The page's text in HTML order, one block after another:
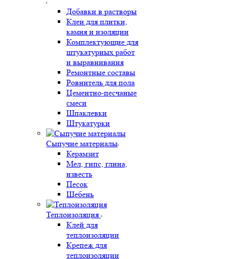
Добавки в растворы
Клеи для плитки,
камня и изоляции
Комплектующие для
штукатурных работ
и выравнивания
Ремонтные составы
Ровнитель для пола
Цементно-песчаные
смеси
Шпаклевки
Штукатурки
Сыпучие материалы
Керамзит
Мел, гипс, глина,
известь
Песок
Щебень
Теплоизоляция
Клей для
теплоизоляции
Крепеж для
теплоизоляции